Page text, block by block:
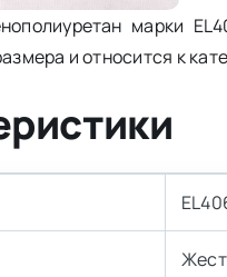
марки
и относится к